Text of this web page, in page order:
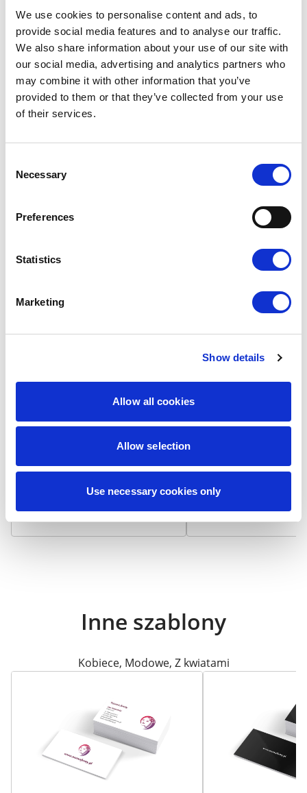
We use cookies to personalise content and ads, to
provide social media features and to analyse our traffic.
We also share information about your use of our site with
our social media, advertising and analytics partners who
may combine it with other information that you’ve
provided to them or that they’ve collected from your use
of their services.
Selection
Necessary
Preferences
Statistics
Marketing
Show details
Allow all cookies
Allow selection
Use necessary cookies only
Dopasuj wykończenie do
swojego projektu
Możesz dobrać do projektu matowe lub błyszczące
wykończenie — każde z nich inaczej podkreśla kolory i
Wizytówka na papierze 300
g/m² z matowym laminatem,
zapewnia niepalcującą się
zwiększa trwałość i chroni przed
+7,90 zł / 100 szt.
Laminat
g/m² pokryta
laminatem, który
bardziej odporna na
żywotność.
+7,90 zł / 100 szt.
Inne szablony
Kobiece, Modowe, Z kwiatami